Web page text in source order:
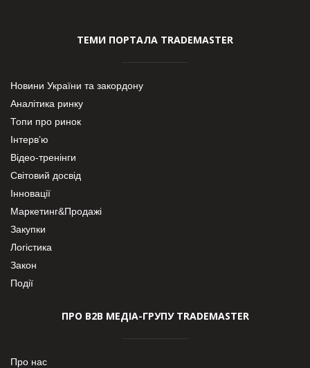
ТЕМИ ПОРТАЛА TRADEMASTER
Новини України та закордону
Аналітика ринку
Топи про ринок
Інтерв’ю
Відео-тренінги
Світовий досвід
Інновації
Маркетинг&Продажі
Закупки
Логістика
Закон
Події
ПРО В2В МЕДІА-ГРУПУ TRADEMASTER
Про нас